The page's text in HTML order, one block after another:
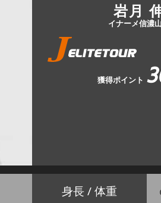
岩月
イナーメ信濃
獲得ポイント
身長 / 体重